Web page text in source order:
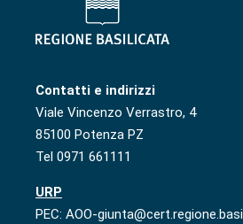
Contatti e indirizzi
Viale Vincenzo Verrastro, 4
85100 Potenza PZ
Tel 0971 661111
URP
PEC: AOO-